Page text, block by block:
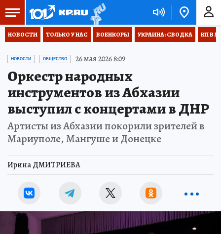
НОВОСТИ ТОЛЬКО У НАС ВОЕНКОРЫ УКРАИНА: СВОДКА КП В
НОВОСТИ ОБЩЕСТВО 26 мая 2026 8:09
Оркестр народных
инструментов из Абхазии
выступил с концертами в ДНР
Артисты из Абхазии покорили зрителей в
Мариуполе, Мангуше и Донецке
Ирина ДМИТРИЕВА